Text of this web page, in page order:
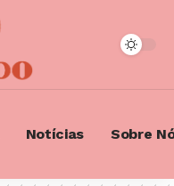
Notícias Sobre